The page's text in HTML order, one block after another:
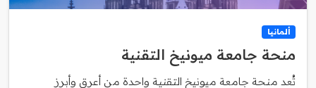
ألمانيا
منحة جامعة ميونيخ التقنية
تُعد منحة جامعة ميونيخ التقنية واحدة من أعرق وأبرز